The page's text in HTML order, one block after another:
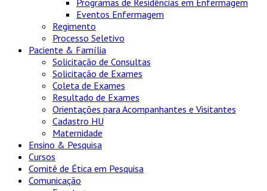
Programas de Residências em Enfermagem
Eventos Enfermagem
Regimento
Processo Seletivo
Paciente & Família
Solicitação de Consultas
Solicitação de Exames
Coleta de Exames
Resultado de Exames
Orientações para Acompanhantes e Visitantes
Cadastro HU
Maternidade
Ensino & Pesquisa
Cursos
Comitê de Ética em Pesquisa
Comunicação